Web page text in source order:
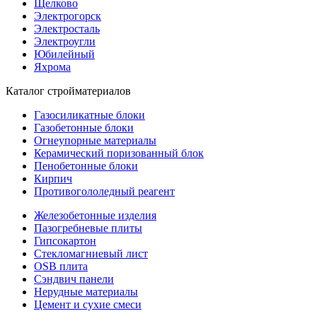
Щелково
Электрогорск
Электросталь
Электроугли
Юбилейный
Яхрома
Каталог стройматериалов
Газосиликатные блоки
Газобетонные блоки
Огнеупорные материалы
Керамический поризованный блок
Пенобетонные блоки
Кирпич
Противогололедный реагент
Железобетонные изделия
Пазогребневые плиты
Гипсокартон
Стекломагниевый лист
OSB плита
Сэндвич панели
Нерудные материалы
Цемент и сухие смеси